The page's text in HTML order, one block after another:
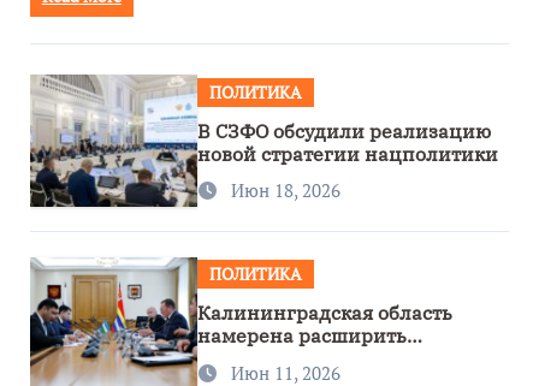
ПОЛИТИКА
В СЗФО обсудили реализацию
новой стратегии нацполитики
Июн 18, 2026
ПОЛИТИКА
Калининградская область
намерена расширить
сотрудничество с Узбекистаном
Июн 11, 2026